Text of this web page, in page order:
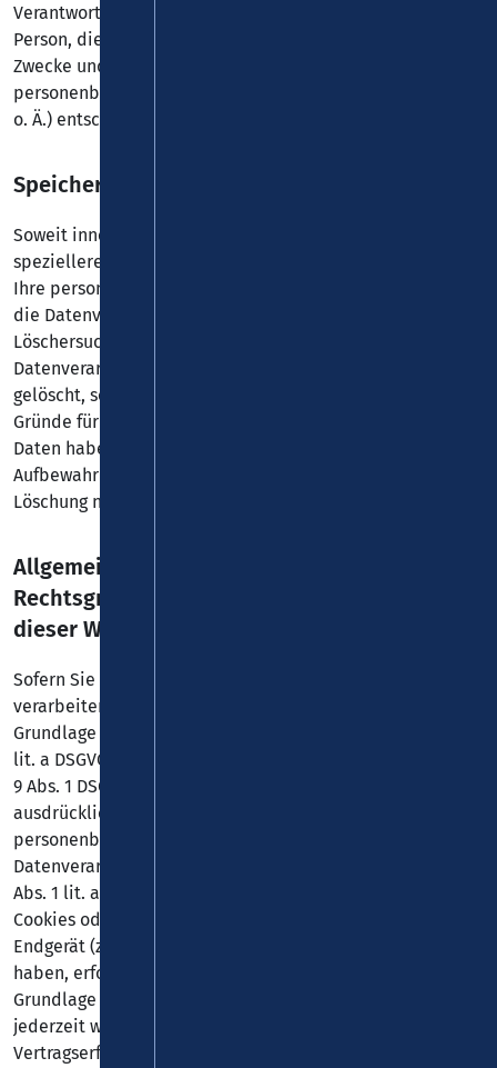
Verantwortliche Stelle ist die natürliche oder juristische
Person, die allein oder gemeinsam mit anderen über die
Zwecke und Mittel der Verarbeitung von
personenbezogenen Daten (z. B. Namen, E-Mail-Adressen
o. Ä.) entscheidet.
Speicherdauer
Soweit innerhalb dieser Datenschutzerklärung keine
speziellere Speicherdauer genannt wurde, verbleiben
Ihre personenbezogenen Daten bei uns, bis der Zweck für
die Datenverarbeitung entfällt. Wenn Sie ein berechtigtes
Löschersuchen geltend machen oder eine Einwilligung zur
Datenverarbeitung widerrufen, werden Ihre Daten
gelöscht, sofern wir keine anderen rechtlich zulässigen
Gründe für die Speicherung Ihrer personenbezogenen
Daten haben (z. B. steuer- oder handelsrechtliche
Aufbewahrungsfristen); im letztgenannten Fall erfolgt die
Löschung nach Fortfall dieser Gründe.
Allgemeine Hinweise zu den
Rechtsgrundlagen der Datenverarbeitung auf
dieser Website
Sofern Sie in die Datenverarbeitung eingewilligt haben,
verarbeiten wir Ihre personenbezogenen Daten auf
Grundlage von Art. 6 Abs. 1 lit. a DSGVO bzw. Art. 9 Abs. 2
lit. a DSGVO, sofern besondere Datenkategorien nach Art.
9 Abs. 1 DSGVO verarbeitet werden. Im Falle einer
ausdrücklichen Einwilligung in die Übertragung
personenbezogener Daten in Drittstaaten erfolgt die
Datenverarbeitung außerdem auf Grundlage von Art. 49
Abs. 1 lit. a DSGVO. Sofern Sie in die Speicherung von
Cookies oder in den Zugriff auf Informationen in Ihr
Endgerät (z. B. via Device-Fingerprinting) eingewilligt
haben, erfolgt die Datenverarbeitung zusätzlich auf
Grundlage von § 25 Abs. 1 TDDDG. Die Einwilligung ist
jederzeit widerrufbar. Sind Ihre Daten zur
Vertragserfüllung oder zur Durchführung vorvertraglicher